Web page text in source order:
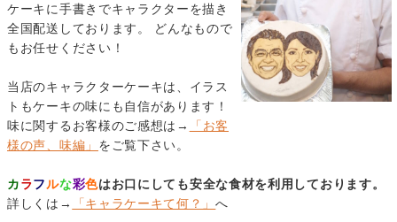
ケーキに手書きでキャラクターを描き
全国配送しております。 どんなもので
もお任せください！
当店のキャラクターケーキは、イラス
トもケーキの味にも自信があります！
味に関するお客様のご感想は→
「お客
様の声、味編」 をご覧下さい。
カラフルな彩色はお口にしても安全な食材を利用しております。
詳しくは→
「キャラケーキて何？」へ